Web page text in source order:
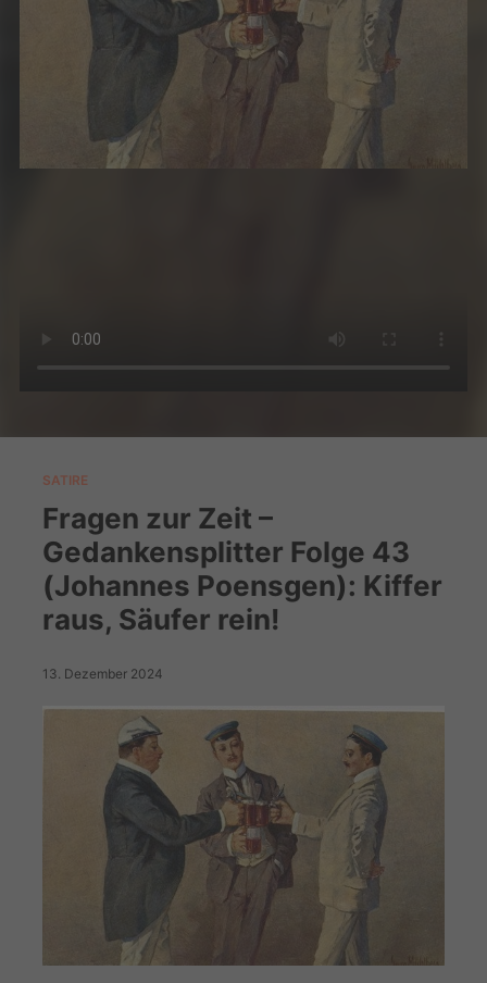
SATIRE
Fragen zur Zeit –
Gedankensplitter Folge 43
(Johannes Poensgen): Kiffer
raus, Säufer rein!
13. Dezember 2024